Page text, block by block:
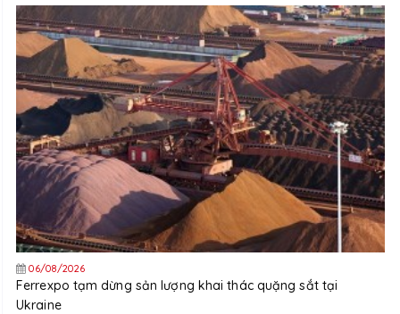
06/08/2026
Ferrexpo tạm dừng sản lượng khai thác quặng sắt tại
Ukraine